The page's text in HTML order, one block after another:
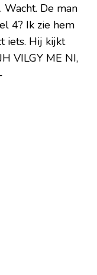
De man
4? Ik zie hem
iets. Hij kijkt
VILGY ME NI,